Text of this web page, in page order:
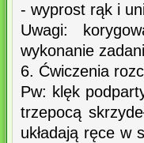
- wyprost rąk i
Uwagi:
wykonanie
6. Ćwiczenia
Pw: klęk
trzepocą
układają ręce w